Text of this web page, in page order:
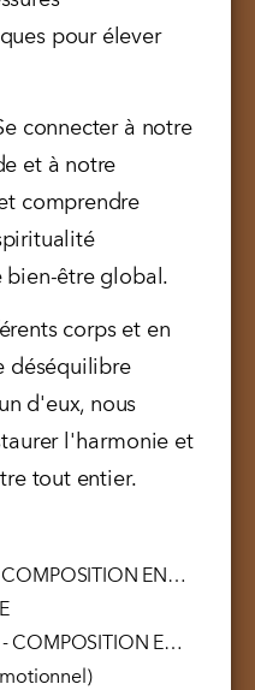
pour élever
connecter à notre
et à notre
comprendre
bien-être global.
corps et en
déséquilibre
d'eux, nous
l'harmonie et
tout entier.
MODULE 2 PHYSIQUE - COMPOSITION ENERGETIQUE.mp4
MODULE 2 ETHERIQUE - COMPOSITION ENERGETIQUE.mp4